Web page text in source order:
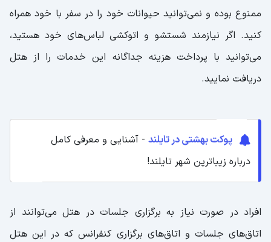
ممنوع بوده و نمی‌توانید حیوانات خود را در سفر با خود همراه
کنید. اگر نیازمند شستشو و اتوکشی لباس‌های خود هستید،
می‌توانید با پرداخت هزینه جداگانه این خدمات را از هتل
دریافت نمایید.
پوکت بهشتی در تایلند - آشنایی و معرفی کامل
درباره زیباترین شهر تایلند!
افراد در صورت نیاز به برگزاری جلسات در هتل می‌توانند از
اتاق‌های جلسات و اتاق‌های برگزاری کنفرانس‌ که در این هتل